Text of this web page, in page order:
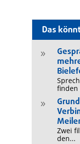
Das
9
finden
9
Zwei
den...